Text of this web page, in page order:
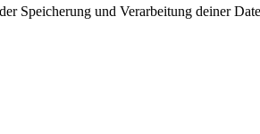
Speicherung und Verarbeitung deiner